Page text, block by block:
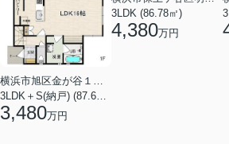
3,480万円
3LDK (86.78㎡)
4,380万円